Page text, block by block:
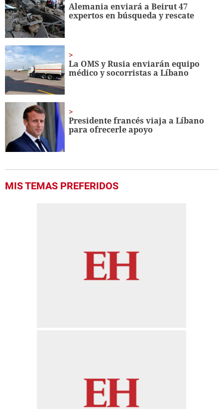
Alemania enviará a Beirut 47
expertos en búsqueda y rescate
La OMS y Rusia enviarán equipo
médico y socorristas a Líbano
Presidente francés viaja a Líbano
para ofrecerle apoyo
MIS TEMAS PREFERIDOS